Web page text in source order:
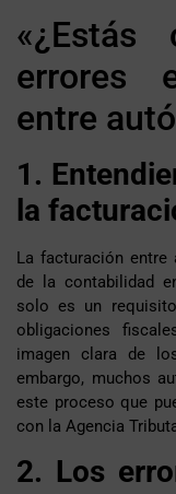
«¿Estás
errores
entre
1.
la
La facturación entre
de la contabilidad
solo es un
obligaciones
imagen clara de
embargo, muchos
este proceso que
con la Agencia
2. Los